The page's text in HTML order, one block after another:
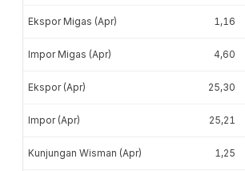
Ekspor Migas (Apr) 1,16
Impor Migas (Apr) 4,60
Ekspor (Apr) 25,30
Impor (Apr) 25,21
Kunjungan Wisman (Apr) 1,25